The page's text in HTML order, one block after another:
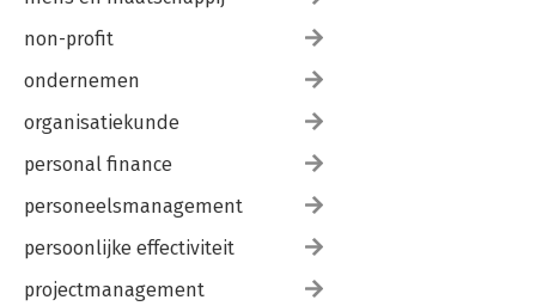
non-profit
ondernemen
organisatiekunde
personal finance
personeelsmanagement
persoonlijke effectiviteit
projectmanagement